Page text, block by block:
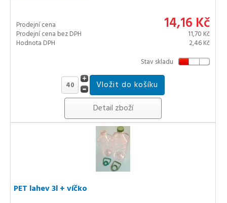
Prodejní cena 14,16 Kč
Prodejní cena bez DPH
11,70 Kč
Hodnota DPH
2,46 Kč
Stav skladu
Detail zboží
PET lahev 3l + víčko